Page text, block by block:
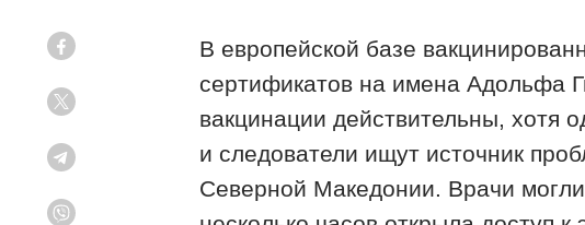
В европейской базе
сертификатов на имена Адольфа
вакцинации действительны, хотя
и следователи ищут источник
Северной Македонии. Врачи